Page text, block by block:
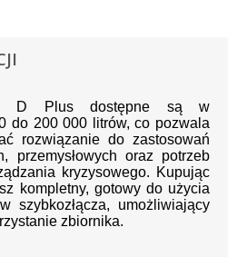
D Plus dostępne są w
do 200 000 litrów, co pozwala
rozwiązanie do zastosowań
przemysłowych oraz potrzeb
kryzysowego. Kupując
kompletny, gotowy do użycia
szybkozłącza, umożliwiający
zbiornika.